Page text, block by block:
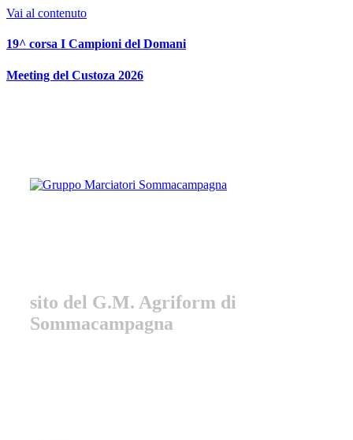
Vai al contenuto
19^ corsa I Campioni del Domani
Meeting del Custoza 2026
sito del G.M. Agriform di
Sommacampagna